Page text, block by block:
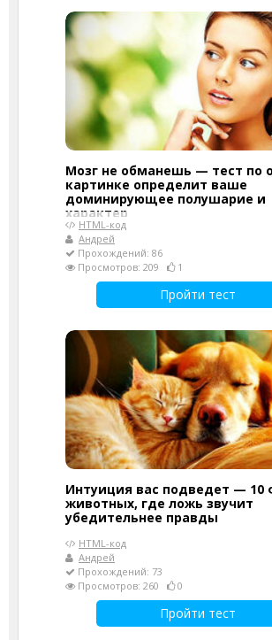
Мозг не обманешь — тест по
картинке определит ваше
доминирующее полушарие и
характер
HTML-код
Андрей
Прохождений: 86
Просмотров: 209
1
Пройти тест
Интуиция вас подведет — 10
животных, где ложь звучит
убедительнее правды
HTML-код
Андрей
Прохождений: 73
Просмотров: 260
0
Пройти тест